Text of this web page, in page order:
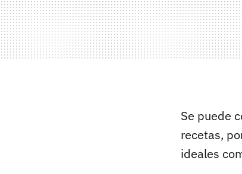
Se puede
recetas,
ideales